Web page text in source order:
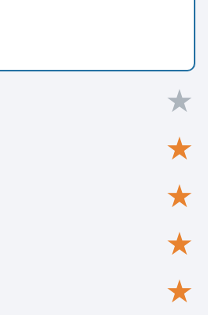
★
★
★
★
★